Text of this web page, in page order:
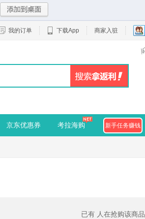
我的订单 下载App 商家入驻
京东优惠券 考拉海购 新手任务赚钱
已有 人在抢购该商品